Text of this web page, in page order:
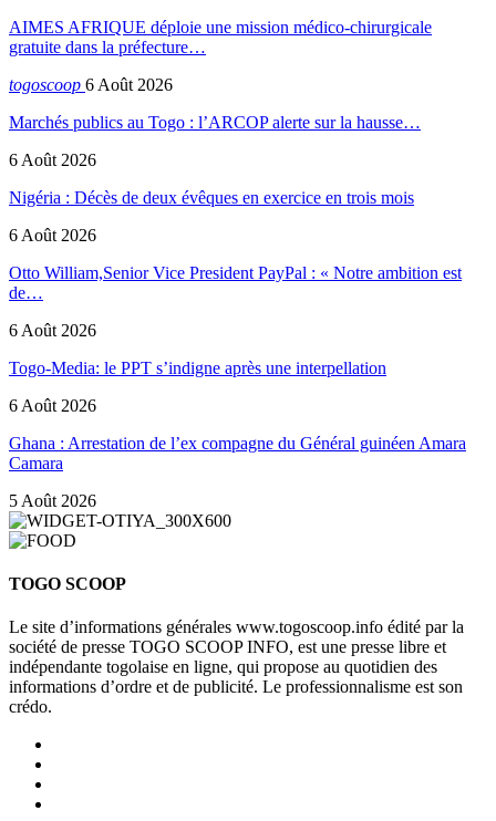
AIMES AFRIQUE déploie une mission médico-chirurgicale
gratuite dans la préfecture…
togoscoop 6 Août 2026
Marchés publics au Togo : l’ARCOP alerte sur la hausse…
6 Août 2026
Nigéria : Décès de deux évêques en exercice en trois mois
6 Août 2026
Otto William,Senior Vice President PayPal : « Notre ambition est
de…
6 Août 2026
Togo-Media: le PPT s’indigne après une interpellation
6 Août 2026
Ghana : Arrestation de l’ex compagne du Général guinéen Amara
Camara
5 Août 2026
TOGO SCOOP
Le site d’informations générales www.togoscoop.info édité par la
société de presse TOGO SCOOP INFO, est une presse libre et
indépendante togolaise en ligne, qui propose au quotidien des
informations d’ordre et de publicité. Le professionnalisme est son
crédo.